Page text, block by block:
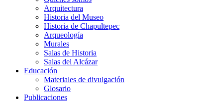
Arquitectura
Historia del Museo
Historia de Chapultepec
Arqueología
Murales
Salas de Historia
Salas del Alcázar
Educación
Materiales de divulgación
Glosario
Publicaciones